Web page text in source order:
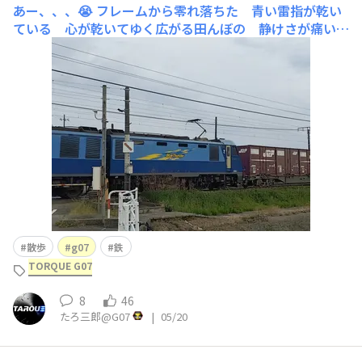
あー、、、😭 フレームから零れ落ちた 青い雷指が乾い
ている 心が乾いてゆく広がる田んぼの 静けさが痛い朝
映えに溶ける 鉄の残響今日もまた 僕はレンズに敗北を
刻む風はどこまでも優しく 僕のむなしさを攫ってゆく
散歩 g07
鉄
TORQUE G07
8 46
たろ三郎@G07 | 05/20